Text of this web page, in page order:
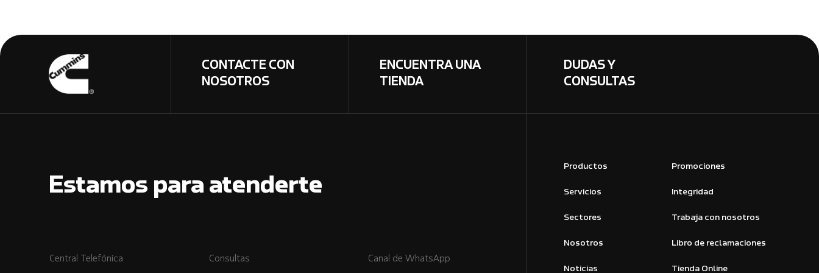
CONTACTE CON
NOSOTROS
ENCUENTRA UNA
TIENDA
DUDAS Y
CONSULTAS
Estamos para atenderte
Central Telefónica Consultas Canal de WhatsApp
Productos
Servicios
Sectores
Nosotros
Noticias
Promociones
Integridad
Trabaja con nosotros
Libro de reclamaciones
Tienda Online